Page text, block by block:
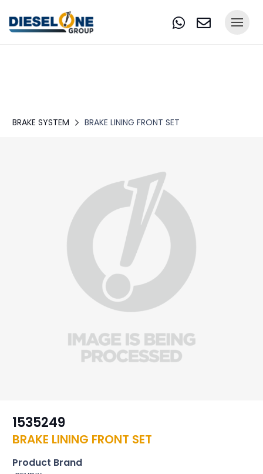
BRAKE SYSTEM BRAKE LINING FRONT SET
1535249
BRAKE LINING FRONT SET
Product Brand